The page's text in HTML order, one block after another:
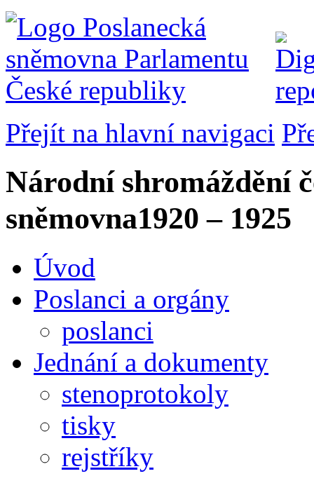
Přejít na hlavní navigaci
Národní shromáždění
sněmovna1920 – 1925
Úvod
Poslanci a orgány
poslanci
Jednání a dokumenty
stenoprotokoly
tisky
rejstříky